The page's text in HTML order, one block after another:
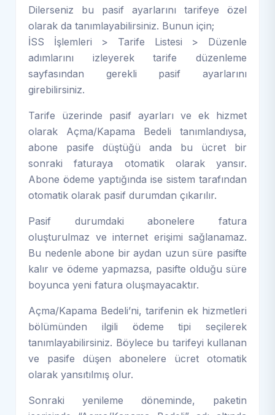
Dilerseniz bu pasif ayarlarını tarifeye özel
olarak da tanımlayabilirsiniz. Bunun için;
İSS İşlemleri > Tarife Listesi > Düzenle
adımlarını izleyerek tarife düzenleme
sayfasından gerekli pasif ayarlarını
girebilirsiniz.
Tarife üzerinde pasif ayarları ve ek hizmet
olarak Açma/Kapama Bedeli tanımlandıysa,
abone pasife düştüğü anda bu ücret bir
sonraki faturaya otomatik olarak yansır.
Abone ödeme yaptığında ise sistem tarafından
otomatik olarak pasif durumdan çıkarılır.
Pasif durumdaki abonelere fatura
oluşturulmaz ve internet erişimi sağlanamaz.
Bu nedenle abone bir aydan uzun süre pasifte
kalır ve ödeme yapmazsa, pasifte olduğu süre
boyunca yeni fatura oluşmayacaktır.
Açma/Kapama Bedeli’ni, tarifenin ek hizmetleri
bölümünden ilgili ödeme tipi seçilerek
tanımlayabilirsiniz. Böylece bu tarifeyi kullanan
ve pasife düşen abonelere ücret otomatik
olarak yansıtılmış olur.
Sonraki yenileme döneminde, paketin